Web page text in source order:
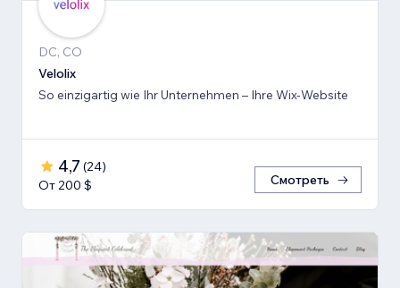
DC, CO
Velolix
So einzigartig wie Ihr Unternehmen – Ihre Wix-Website
4,7 (24)
От 200 $
Смотреть